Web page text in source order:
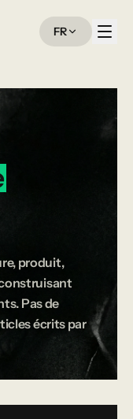
FR
produit,
Pas de
écrits par